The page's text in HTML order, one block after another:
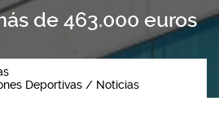
de 463.000 euros
Deportivas
Noticias